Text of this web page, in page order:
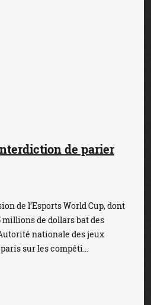
Coupe du Monde, qui
A l’issue des phases de
ont déjà été m...
interpellées